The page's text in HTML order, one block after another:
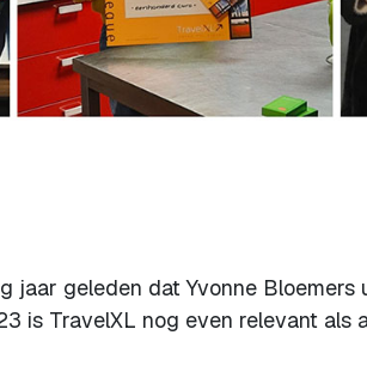
jaar geleden dat Yvonne
is TravelXL nog even relevant als